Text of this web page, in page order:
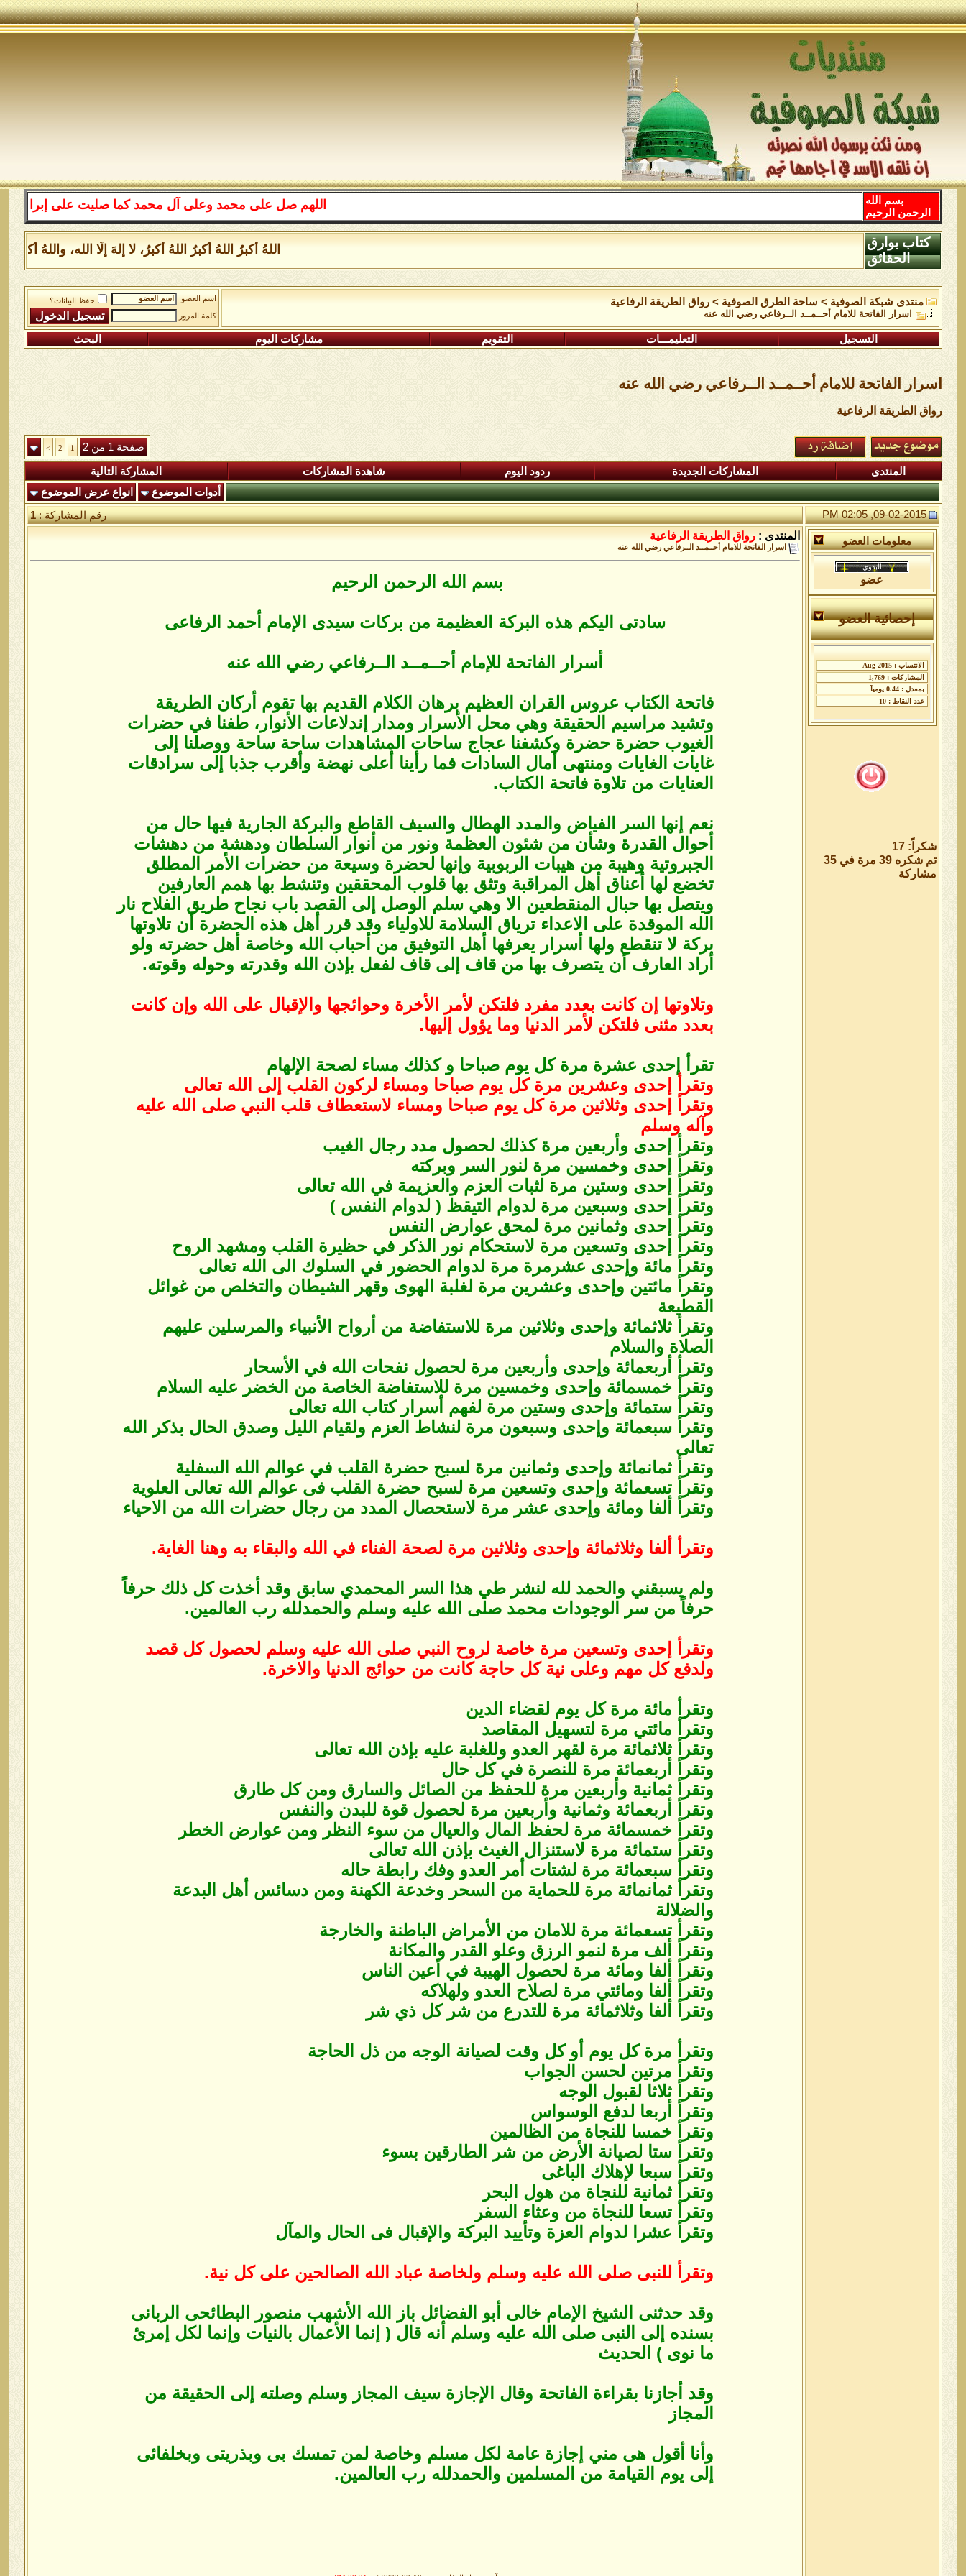
اللهم صل على محمد وعلى آل محمد كما صليت على إبراهيم وعلى آل
بسم الله
الرحمن الرحيم
اللهُ أكبرُ اللهُ أكبرُ اللهُ أكبرُ، لا إلهَ إلَّا الله، واللهُ أكبر
كتاب بوارق
الحقائق
منتدى شبكة الصوفية > ساحة الطرق الصوفية >رواق الطريقة الرفاعية
اسرار الفاتحة للامام أحــمــد الــرفاعي رضي الله عنه
اسم العضو
حفظ البيانات؟
كلمة المرور
التسجيل التعليمـــات التقويم مشاركات اليوم البحث
اسرار الفاتحة للامام أحــمــد الــرفاعي رضي الله عنه
رواق الطريقة الرفاعية
صفحة 1 من 2 1
2
>
المنتدى المشاركات الجديدة ردود اليوم شاهدة المشاركات
المشاركة التالية
أدوات الموضوع
انواع عرض الموضوع
09-02-2015, 02:05 PM
رقم المشاركة :1
معلومات العضو
عضو
إحصائية العضو
شكراً: 17
تم شكره 39 مرة في 35
مشاركة
المنتدى : رواق الطريقة الرفاعية
اسرار الفاتحة للامام أحــمــد الــرفاعي رضي الله عنه
بسم الله الرحمن الرحيم ‏
سادتى اليكم هذه البركة العظيمة ‏من بركات سيدى الإمام أحمد الرفاعى
أسرار الفاتحة للإمام أحــمــد الــرفاعي رضي الله عنه
فاتحة الكتاب عروس القران العظيم برهان الكلام القديم بها تقوم أركان الطريقة
‏وتشيد مراسيم الحقيقة وهي محل الأسرار ومدار إندلاعات الأنوار، طفنا في ‏حضرات
الغيوب حضرة حضرة وكشفنا عجاج ساحات المشاهدات ساحة ساحة ‏ووصلنا إلى
غايات الغايات ومنتهى أمال السادات فما رأينا أعلى نهضة وأقرب ‏جذبا إلى سرادقات
العنايات من تلاوة فاتحة الكتاب.
‏نعم إنها السر الفياض والمدد الهطال والسيف القاطع والبركة الجارية فيها ‏حال من
أحوال القدرة وشأن من شئون العظمة ونور من أنوار السلطان ودهشة من دهشات
الجبروتية وهيبة من هيبات الربوبية وإنها لحضرة وسيعة ‏من حضرات الأمر المطلق
تخضع لها أعناق أهل المراقبة وتثق بها قلوب ‏المحققين وتنشط بها همم العارفين
ويتصل بها حبال المنقطعين الا وهي سلم ‏الوصل إلى القصد باب نجاح طريق الفلاح نار
الله الموقدة على الاعداء ترياق ‏السلامة للاولياء وقد قرر أهل هذه الحضرة أن تلاوتها
بركة لا تنقطع ولها ‏أسرار يعرفها أهل التوفيق من أحباب الله وخاصة أهل حضرته ولو
أراد ‏العارف أن يتصرف بها من قاف إلى قاف لفعل بإذن الله وقدرته وحوله وقوته.
‏وتلاوتها إن كانت بعدد مفرد فلتكن لأمر الأخرة وحوائجها والإقبال على الله و‏إن كانت
بعدد مثنى فلتكن لأمر الدنيا وما يؤول إليها.
تقرأ إحدى عشرة مرة كل يوم صباحا و كذلك مساء لصحة الإلهام
وتقرأ إحدى وعشرين مرة كل يوم صباحا ومساء لركون القلب إلى الله تعالى
وتقرأ إحدى وثلاثين مرة كل يوم صباحا ومساء لاستعطاف قلب النبي صلى الله عليه
وآله وسلم
وتقرأ إحدى وأربعين مرة كذلك لحصول مدد رجال الغيب
وتقرأ إحدى وخمسين مرة لنور السر وبركته
وتقرأ إحدى وستين مرة لثبات العزم والعزيمة في الله تعالى
وتقرأ إحدى وسبعين مرة لدوام التيقظ ( لدوام النفس )‏
وتقرأ إحدى وثمانين مرة لمحق عوارض النفس
وتقرأ إحدى وتسعين مرة لاستحكام نور الذكر في حظيرة القلب ومشهد الروح
وتقرأ مائة وإحدى عشرمرة مرة لدوام الحضور في السلوك الى الله تعالى
وتقرأ مائتين وإحدى وعشرين مرة لغلبة الهوى وقهر الشيطان والتخلص ‏من غوائل
القطيعة
وتقرأ ثلاثمائة وإحدى وثلاثين مرة للاستفاضة من أرواح الأنبياء والمرسلين ‏عليهم
الصلاة والسلام
وتقرأ أربعمائة وإحدى وأربعين مرة لحصول نفحات الله في الأسحار
وتقرأ خمسمائة وإحدى وخمسين مرة للاستفاضة الخاصة من الخضر عليه ‏السلام
وتقرأ ستمائة وإحدى وستين مرة لفهم أسرار كتاب الله تعالى
وتقرأ سبعمائة وإحدى وسبعون مرة لنشاط العزم ولقيام الليل وصدق الحال ‏بذكر الله
تعالى
وتقرأ ثمانمائة وإحدى وثمانين مرة لسبح حضرة القلب في عوالم الله السفلية
وتقرأ تسعمائة وإحدى وتسعين مرة لسبح حضرة القلب فى عوالم الله تعالى ‏العلوية
وتقرأ ألفا ومائة وإحدى عشر مرة لاستحصال المدد من رجال حضرات الله من ‏الاحياء
وتقرأ ألفا وثلاثمائة وإحدى وثلاثين مرة لصحة الفناء في الله والبقاء به وهنا الغاية.
ولم يسبقني والحمد لله لنشر طي هذا السر المحمدي سابق وقد أخذت كل ذلك ‏حرفاً
حرفاً من سر الوجودات محمد صلى الله عليه وسلم والحمدلله رب العالمين.
وتقرأ إحدى وتسعين مرة خاصة لروح النبي صلى الله عليه وسلم لحصول كل قصد
ولدفع كل مهم وعلى نية كل حاجة كانت من حوائج الدنيا ‏والاخرة.
وتقرأ مائة مرة كل يوم لقضاء الدين
وتقرأ مائتي مرة لتسهيل المقاصد
وتقرأ ثلاثمائة مرة لقهر العدو وللغلبة عليه بإذن الله تعالى
وتقرأ أربعمائة مرة للنصرة في كل حال
وتقرأ ثمانية وأربعين مرة للحفظ من الصائل والسارق ومن كل طارق
وتقرأ أربعمائة وثمانية وأربعين مرة لحصول قوة للبدن والنفس
وتقرأ خمسمائة مرة لحفظ المال والعيال من سوء النظر ومن عوارض الخطر
وتقرأ ستمائة مرة لاستنزال الغيث بإذن الله تعالى
وتقرأ سبعمائة مرة لشتات أمر العدو وفك رابطة حاله
وتقرأ ثمانمائة مرة للحماية من السحر وخدعة الكهنة ومن دسائس أهل ‏البدعة
والضلالة
وتقرأ تسعمائة مرة للامان من الأمراض الباطنة والخارجة
وتقرأ ألف مرة لنمو الرزق وعلو القدر والمكانة
وتقرأ ألفا ومائة مرة لحصول الهيبة في أعين الناس
وتقرأ ألفا ومائتي مرة لصلاح العدو ولهلاكه
وتقرأ ألفا وثلاثمائة مرة للتدرع من شر كل ذي شر
وتقرأ مرة كل يوم أو كل وقت لصيانة الوجه من ذل الحاجة
وتقرأ مرتين لحسن الجواب
وتقرأ ثلاثا لقبول الوجه
وتقرأ أربعا لدفع الوسواس
وتقرأ خمسا للنجاة من الظالمين
وتقرأ ستا لصيانة الأرض من شر الطارقين بسوء
وتقرأ سبعا لإهلاك الباغى
وتقرأ ثمانية للنجاة من هول البحر
وتقرأ تسعا للنجاة من وعثاء السفر
وتقرأ عشرا لدوام العزة وتأييد البركة والإقبال فى الحال والمآل
وتقرأ للنبى صلى الله عليه وسلم ولخاصة عباد الله الصالحين على كل نية.
وقد حدثنى الشيخ الإمام خالى أبو الفضائل باز الله الأشهب منصور البطائحى ‏الربانى
بسنده إلى النبى صلى الله عليه وسلم أنه قال ( إنما الأعمال بالنيات وإنما لكل إمرئ
ما نوى ) الحديث
وقد أجازنا بقراءة الفاتحة وقال الإجازة سيف المجاز وسلم وصلته إلى الحقيقة من
‏المجاز
وأنا أقول هى مني إجازة عامة لكل مسلم وخاصة لمن تمسك بى وبذريتى ‏وبخلفائى
إلى يوم القيامة من المسلمين والحمدلله رب العالمين.